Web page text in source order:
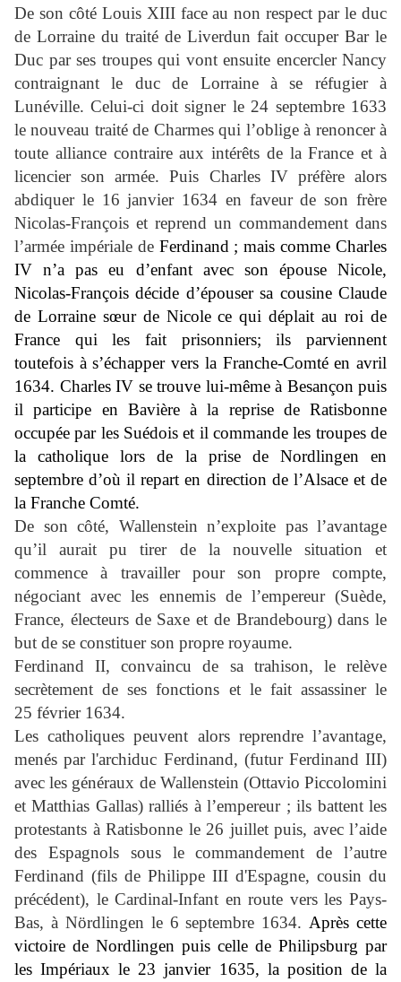
De son côté Louis XIII face au non respect par le duc
de Lorraine du traité de Liverdun fait occuper Bar le
Duc par ses troupes qui vont ensuite encercler Nancy
contraignant le duc de Lorraine à se réfugier à
Lunéville. Celui-ci doit signer le 24 septembre 1633
le nouveau traité de Charmes qui l’oblige à renoncer à
toute alliance contraire aux intérêts de la France et à
licencier son armée. Puis Charles IV préfère alors
abdiquer le 16 janvier 1634 en faveur de son frère
Nicolas-François et reprend un commandement dans
l’armée impériale de Ferdinand ; mais comme Charles
IV n’a pas eu d’enfant avec son épouse Nicole,
Nicolas-François décide d’épouser sa cousine Claude
de Lorraine sœur de Nicole ce qui déplait au roi de
France qui les fait prisonniers; ils parviennent
toutefois à s’échapper vers la Franche-Comté en avril
1634. Charles IV se trouve lui-même à Besançon puis
il participe en Bavière à la reprise de Ratisbonne
occupée par les Suédois et il commande les troupes de
la catholique lors de la prise de Nordlingen en
septembre d’où il repart en direction de l’Alsace et de
la Franche Comté.
De son côté, Wallenstein n’exploite pas l’avantage
qu’il aurait pu tirer de la nouvelle situation et
commence à travailler pour son propre compte,
négociant avec les ennemis de l’empereur (Suède,
France, électeurs de Saxe et de Brandebourg) dans le
but de se constituer son propre royaume.
Ferdinand II, convaincu de sa trahison, le relève
secrètement de ses fonctions et le fait assassiner le
25 février 1634.
Les catholiques peuvent alors reprendre l’avantage,
menés par l'archiduc Ferdinand, (futur Ferdinand III)
avec les généraux de Wallenstein (Ottavio Piccolomini
et Matthias Gallas) ralliés à l’empereur ; ils battent les
protestants à Ratisbonne le 26 juillet puis, avec l’aide
des Espagnols sous le commandement de l’autre
Ferdinand (fils de Philippe III d'Espagne, cousin du
précédent), leCardinal-Infant en route vers les Pays-
Bas, à Nördlingen le 6 septembre 1634. Après cette
victoire de Nordlingen puis celle de Philipsburg par
les Impériaux le 23 janvier 1635, la position de la